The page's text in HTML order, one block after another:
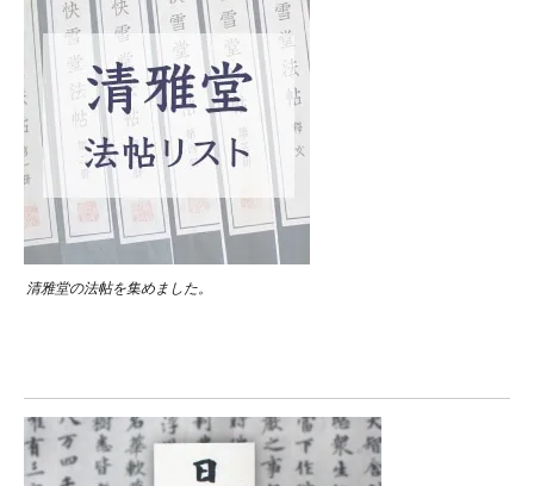
清雅堂の法帖を集めました。